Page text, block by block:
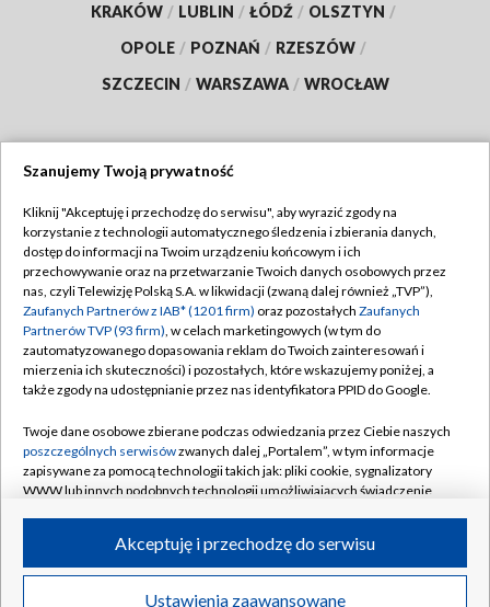
KRAKÓW / LUBLIN / ŁÓDŹ / OLSZTYN /
OPOLE / POZNAŃ / RZESZÓW /
SZCZECIN / WARSZAWA / WROCŁAW
TVP
Abonament TVP
Emisja w TVP
Centrum informacji TVP
Naziemna Telewizja Cyfrowa
Rada Programowa
System NOS
Informacje o nadawcy
Program dla prasy
Regulamin TVP
Polityka prywatności
Moje zgody
Pomoc
Kontakt
Kanały
©2026 Telewizja Polska S.A. w likwidacji
Szanujemy Twoją prywatność
Kliknij "Akceptuję i przechodzę do serwisu", aby wyrazić zgody na
korzystanie z technologii automatycznego śledzenia i zbierania danych,
dostęp do informacji na Twoim urządzeniu końcowym i ich
przechowywanie oraz na przetwarzanie Twoich danych osobowych przez
nas, czyli Telewizję Polską S.A. w likwidacji (zwaną dalej również „TVP”),
Zaufanych Partnerów z IAB* (1201 firm) oraz pozostałych Zaufanych
Partnerów TVP (93 firm), w celach marketingowych (w tym do
zautomatyzowanego dopasowania reklam do Twoich zainteresowań i
mierzenia ich skuteczności) i pozostałych, które wskazujemy poniżej, a
także zgody na udostępnianie przez nas identyfikatora PPID do Google.
Twoje dane osobowe zbierane podczas odwiedzania przez Ciebie naszych
poszczególnych serwisówzwanych dalej „Portalem”, w tym informacje
zapisywane za pomocą technologii takich jak: pliki cookie, sygnalizatory
WWW lub innych podobnych technologii umożliwiających świadczenie
ruchu w Internecie.
Twoje dane osobowe zbierane podczas odwiedzania przez Ciebie
Ustawienia zaawansowane
Akceptuję i przechodzę do serwisu